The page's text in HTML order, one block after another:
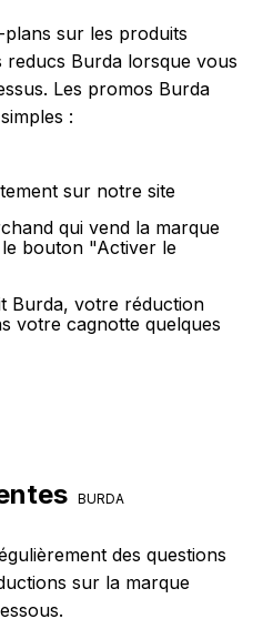
sur les produits
Burda lorsque vous
Les promos Burda
:
sur notre site
qui vend la marque
bouton "Activer le
Burda, votre réduction
votre cagnotte quelques
BURDA
des questions
sur la marque